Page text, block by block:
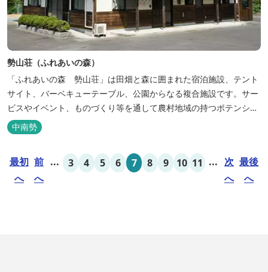
勢山荘（ふれあいの森）
「ふれあいの森 勢山荘」は田畑と森に囲まれた宿泊施設、テント
サイト、バーベキューテーブル、公園からなる複合施設です。サー
ビスやイベント、ものづくり等を通して農村地域の持つポテンシャ
ルを発信しています。 めだかやタガメなど水生生物が生息し、初夏
にはホタルが飛び交う「メダカ池」や、約９０００本のあじさいが
い田舎にタイムスリップしてみま...
中南勢
最初
へ
前
へ
... 3 4 5 6 7 8 9 10 11 ... 次
へ
最後
へ